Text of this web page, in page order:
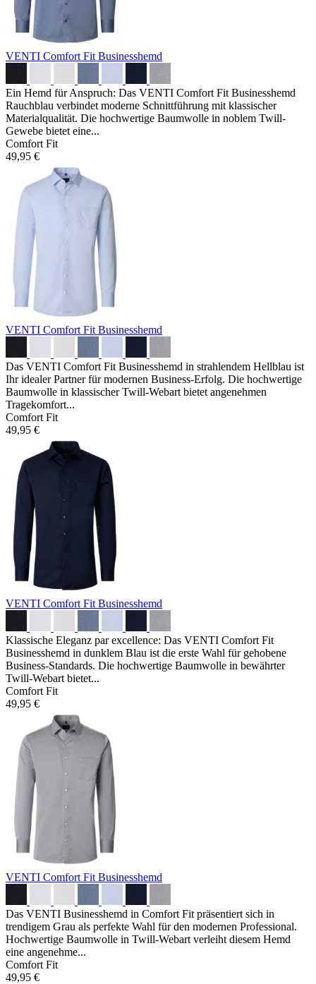
VENTI Comfort Fit Businesshemd
Ein Hemd für Anspruch: Das VENTI Comfort Fit Businesshemd
Rauchblau verbindet moderne Schnittführung mit klassischer
Materialqualität. Die hochwertige Baumwolle in noblem Twill-
Gewebe bietet eine...
Comfort Fit
49,95 €
VENTI Comfort Fit Businesshemd
Das VENTI Comfort Fit Businesshemd in strahlendem Hellblau ist
Ihr idealer Partner für modernen Business-Erfolg. Die hochwertige
Baumwolle in klassischer Twill-Webart bietet angenehmen
Tragekomfort...
Comfort Fit
49,95 €
VENTI Comfort Fit Businesshemd
Klassische Eleganz par excellence: Das VENTI Comfort Fit
Businesshemd in dunklem Blau ist die erste Wahl für gehobene
Business-Standards. Die hochwertige Baumwolle in bewährter
Twill-Webart bietet...
Comfort Fit
49,95 €
VENTI Comfort Fit Businesshemd
Das VENTI Businesshemd in Comfort Fit präsentiert sich in
trendigem Grau als perfekte Wahl für den modernen Professional.
Hochwertige Baumwolle in Twill-Webart verleiht diesem Hemd
eine angenehme...
Comfort Fit
49,95 €